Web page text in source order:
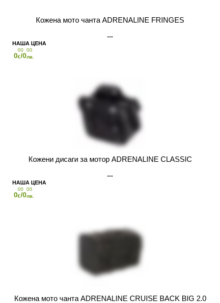
Кожена мото чанта ADRENALINE FRINGES
0
00
€/0
00
лв.
Кожени дисаги за мотор ADRENALINE CLASSIC
0
00
€/0
00
лв.
Кожена мото чанта ADRENALINE CRUISE BACK BIG 2.0